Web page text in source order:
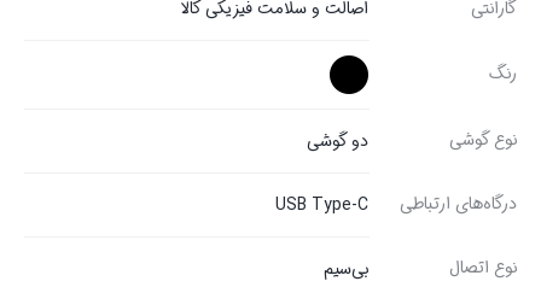
گارانتی اصالت و سلامت فیزیکی کالا
رنگ
نوع گوشی دو گوشی
درگاه‌های ارتباطی USB Type-C
نوع اتصال بی‌سیم